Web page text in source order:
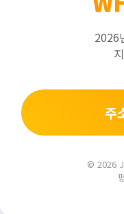
2026
주
© 2026